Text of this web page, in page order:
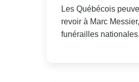
Les Québécois
revoir à Marc
funérailles nationales.